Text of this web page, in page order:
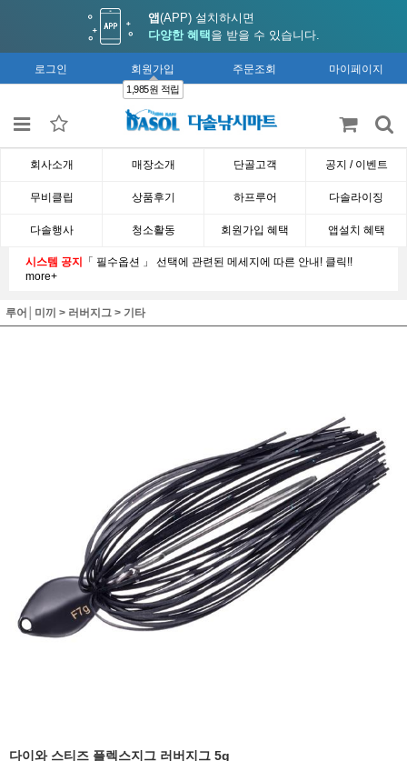
앱(APP) 설치하시면
다양한 혜택 을 받을 수 있습니다.
로그인 회원가입
1,985원 적립
주문조회 마이페이지
회사소개 매장소개 단골고객 공지 / 이벤트
무비클립 상품후기 하프루어 다솔라이징
다솔행사 청소활동 회원가입 혜택 앱설치 혜택
시스템 공지 「 필수옵션 」 선택에 관련된 메세지에 따른 안내! 클릭!!
more+
루어│미끼 > 러버지그 > 기타
다이와 스티즈 플렉스지그 러버지그 5g